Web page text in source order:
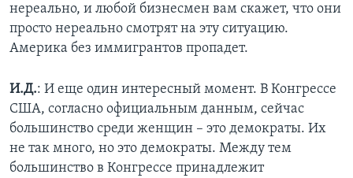
нереально, и любой бизнесмен вам скажет, что они
просто нереально смотрят на эту ситуацию.
Америка без иммигрантов пропадет.
И.Д.: И еще один интересный момент. В Конгрессе
США, согласно официальным данным, сейчас
большинство среди женщин – это демократы. Их
не так много, но это демократы. Между тем
большинство в Конгрессе принадлежит